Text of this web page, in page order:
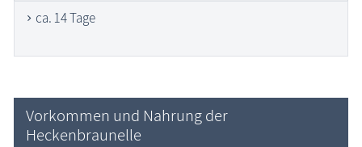
ca. 14 Tage
Vorkommen und Nahrung der
Heckenbraunelle